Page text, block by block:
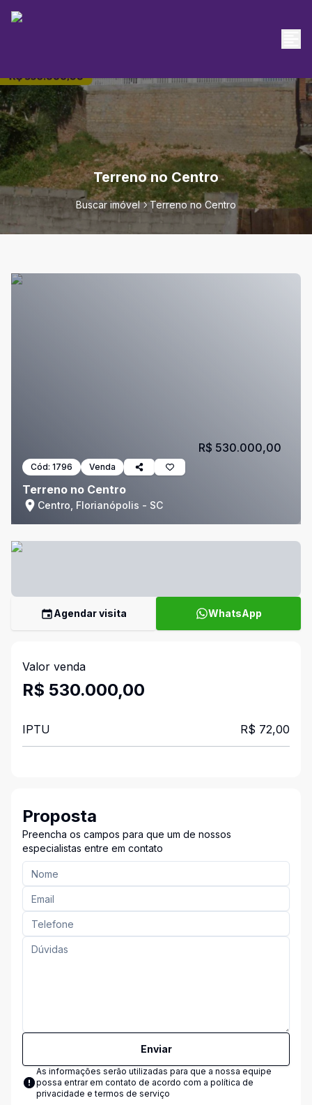
Terreno no Centro
Buscar imóvel Terreno no Centro
Cód: 1796 Venda
Terreno no Centro
Centro, Florianópolis - SC
R$ 530.000,00
Agendar visita WhatsApp
Valor venda
R$ 530.000,00
IPTU R$ 72,00
Proposta
Preencha os campos para que um de nossos
especialistas entre em contato
Enviar
As informações serão utilizadas para que a nossa equipe
possa entrar em contato de acordo com a política de
privacidade e termos de serviço